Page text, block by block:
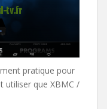
pratique pour
utiliser que XBMC /